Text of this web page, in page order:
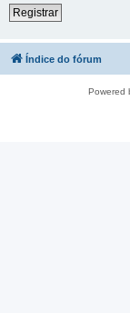
Registrar
Índice do fórum
Powered